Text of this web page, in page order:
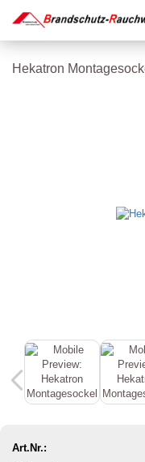
Hekatron
Art.Nr.: